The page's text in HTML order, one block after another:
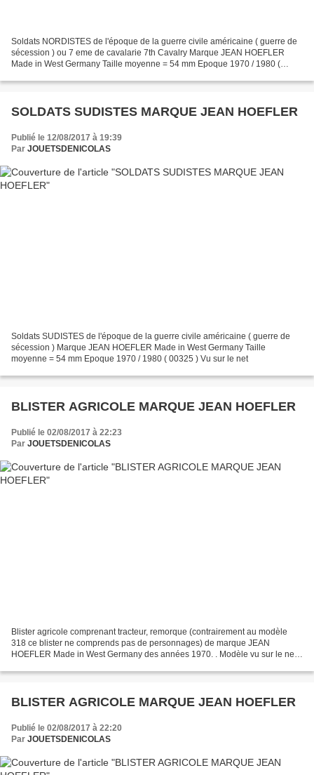
Soldats NORDISTES de l'époque de la guerre civile américaine ( guerre de
sécession ) ou 7 eme de cavalarie 7th Cavalry Marque JEAN HOEFLER
Made in West Germany Taille moyenne = 54 mm Epoque 1970 / 1980 (
SOLDATS SUDISTES MARQUE JEAN HOEFLER
Publié le 12/08/2017 à 19:39
Par JOUETSDENICOLAS
Soldats SUDISTES de l'époque de la guerre civile américaine ( guerre de
sécession ) Marque JEAN HOEFLER Made in West Germany Taille
moyenne = 54 mm Epoque 1970 / 1980 ( 00325 ) Vu sur le net
BLISTER AGRICOLE MARQUE JEAN HOEFLER
Publié le 02/08/2017 à 22:23
Par JOUETSDENICOLAS
Blister agricole comprenant tracteur, remorque (contrairement au modèle
318 ce blister ne comprends pas de personnages) de marque JEAN
HOEFLER Made in West Germany des années 1970. . Modèle vu sur le net (
BLISTER AGRICOLE MARQUE JEAN HOEFLER
Publié le 02/08/2017 à 22:20
Par JOUETSDENICOLAS